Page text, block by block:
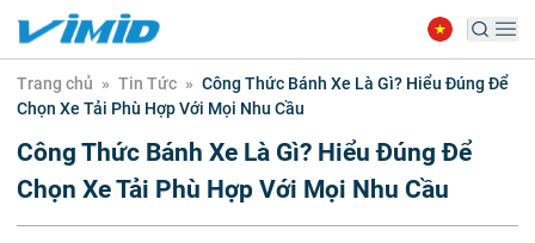
Trang chủ » Tin Tức » Công Thức Bánh Xe Là Gì? Hiểu Đúng Để
Chọn Xe Tải Phù Hợp Với Mọi Nhu Cầu
Công Thức Bánh Xe Là Gì? Hiểu Đúng Để
Chọn Xe Tải Phù Hợp Với Mọi Nhu Cầu